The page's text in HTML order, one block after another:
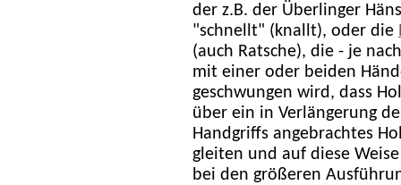
der z.B. der Überlinger
"schnellt" (knallt), oder die
(auch Ratsche), die - je
mit einer oder beiden
geschwungen wird, dass
über ein in Verlängerung
Handgriffs angebrachtes
gleiten und auf diese
bei den größeren